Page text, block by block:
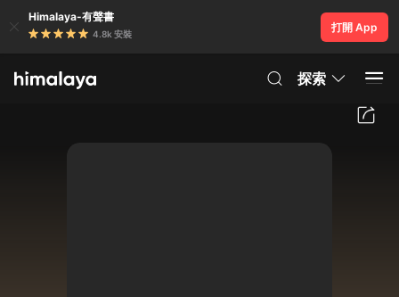
Himalaya-有聲書
4.8k 安裝
打開 App
探索